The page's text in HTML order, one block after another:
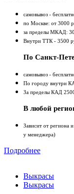
самовывоз -
по Москве: от 3000
за пределы МКАД:
Внутри ТТК - 3500
По Санкт-
самовывоз -
По городу внутри
За пределы КАД
В любой
Зависит от региона
у менеджера)
Подробнее
Выкрасы
Выкрасы